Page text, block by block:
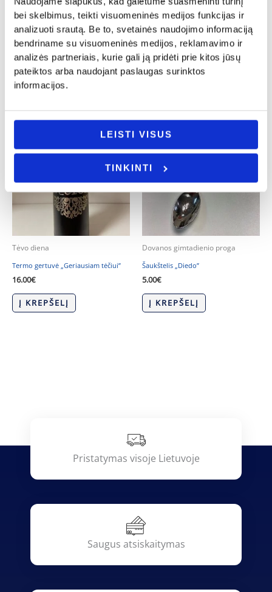
bei skelbimus, teikti visuomeninės medijos funkcijas ir
analizuoti srautą. Be to, svetainės naudojimo informaciją
bendriname su visuomeninės medijos, reklamavimo ir
analizės partneriais, kurie gali ją pridėti prie kitos jūsų
pateiktos arba naudojant paslaugas surinktos
informacijos.
LEISTI VISUS
TINKINTI
Knygos skirtukas „Geriausias senelis”
8.00€
- PASIRINKITE
VARIANTĄ
Vyno dėžė „Pirmoji pagalba krikšto
tėčiui”
15.00€
- PASIRINKITE
VARIANTĄ
Tėvo diena
Termo gertuvė „Geriausiam tėčiui”
16.00€
Į KREPŠELĮ
Dovanos gimtadienio proga
Šaukštelis „Diedo”
5.00€
Į KREPŠELĮ
Pristatymas visoje Lietuvoje
Saugus atsiskaitymas